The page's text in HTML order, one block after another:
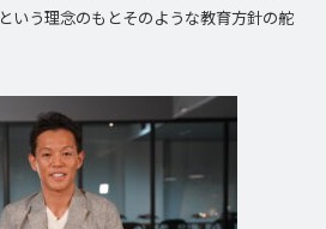
という理念のもとそのような教育方針の舵